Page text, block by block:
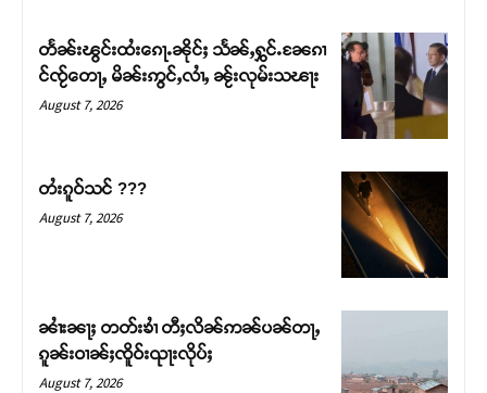
တႃႇႁႂ်ႈသဵင်ၵၢင်ၸႂ်ၵူၼ်းမိူင်း ၵူႈတီႈၵူႈလႅၼ်ပေႃးတေၸွ
တ်ႇ တူဝ်ႈလုမ်ႈၾႃႉၼၼ်ႉ ၶဝ်ႈႁူမ်ႈၵမ်ႉထႅမ် ၸုမ်းၶၢ
ဝ်ႇၽူႈတွႆႇႁွၵ်ႈ လႆႈယူႇၶႃႈဢေႃႈ။
တႅၼ်းၽွင်းထႆးၵေႃႉၼိုင်ႈ သႅၼ်ႇႁွင်ႉၼႄၵၢ
င်ၸႂ်တေႃႇ မိၼ်းဢွင်ႇလၢႆႇ ၼႂ်းလုမ်းသၽႃး
August 7, 2026
တႆးၵူဝ်သင် ???
August 7, 2026
ၼၢႆးၼႃႈ တတ်းၶၢႆ တီႈလိၼ်ဢၼ်ပၼ်တႃႇ
ၵူၼ်းဝၢၼ်ႈၸိူဝ်းၺႃးလိုပ်ႈ
August 7, 2026